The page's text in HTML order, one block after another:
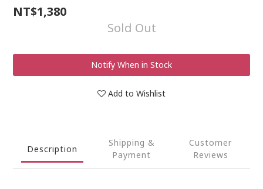
NT$1,380
Sold Out
Notify When in Stock
Add to Wishlist
Description
Shipping &
Payment
Customer
Reviews